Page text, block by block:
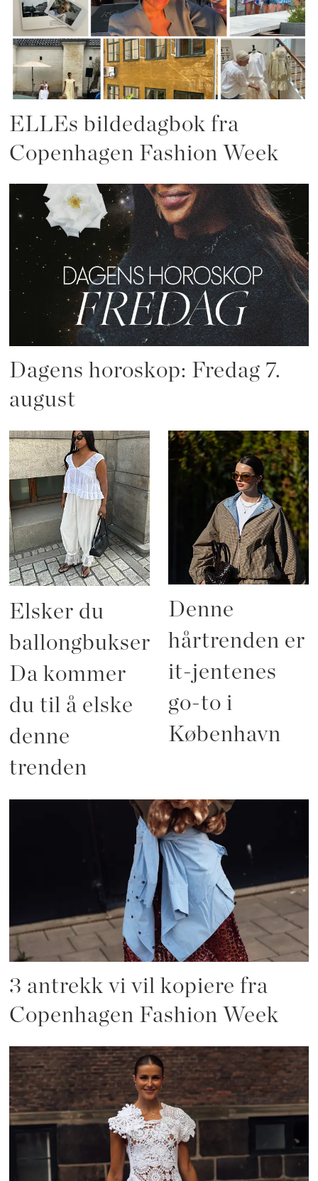
ELLEs bildedagbok fra
Copenhagen Fashion Week
Dagens horoskop: Fredag 7.
august
Elsker du
ballongbukser?
Da kommer
du til å elske
denne
trenden
Denne
hårtrenden er
it-jentenes
go-to i
København
3 antrekk vi vil kopiere fra
Copenhagen Fashion Week